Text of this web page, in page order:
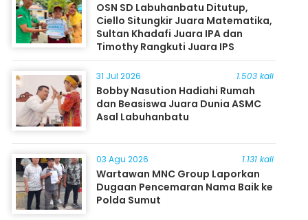
OSN SD Labuhanbatu Ditutup,
Ciello Situngkir Juara Matematika,
Sultan Khadafi Juara IPA dan
Timothy Rangkuti Juara IPS
31 Jul 2026 1.503 kali
Bobby Nasution Hadiahi Rumah
dan Beasiswa Juara Dunia ASMC
Asal Labuhanbatu
03 Agu 2026 1.131 kali
Wartawan MNC Group Laporkan
Dugaan Pencemaran Nama Baik ke
Polda Sumut